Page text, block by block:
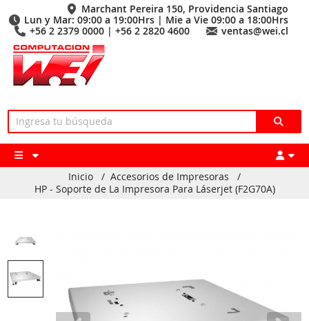
Marchant Pereira 150, Providencia Santiago
Lun y Mar: 09:00 a 19:00Hrs | Mie a Vie 09:00 a 18:00Hrs
+56 2 2379 0000 | +56 2 2820 4600
ventas@wei.cl
Inicio / Accesorios de Impresoras
/
HP - Soporte de La Impresora Para Láserjet (F2G70A)